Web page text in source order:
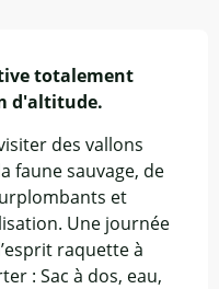
totalement
d'altitude.
des vallons
faune sauvage, de
et
Une journée
raquette à
: Sac à dos, eau,